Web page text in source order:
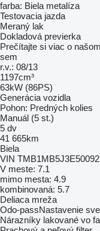
farba: Biela metalíza
Testovacia jazda
Meraný lak
Dokladová previerka
Prečítajte si viac o
sem
r.v.: 08/13
1197cm³
63kW (86PS)
Generácia vozidla
Pohon: Predných kolies
Manuál (5 st.)
5 dv
41 665km
Biela
VIN
V meste: 7.1
mimo mesta: 4.9
kombinovaná: 5.7
Deliaca mreža
Odo-passNastavenie
Nárazníky lakované vo